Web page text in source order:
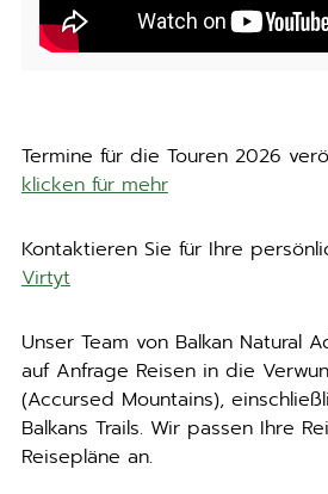
Termine für die Touren 2026
klicken für mehr
Kontaktieren Sie für Ihre
Virtyt
Unser Team von Balkan Natural
auf Anfrage Reisen in die
(Accursed Mountains),
Balkans Trails. Wir passen Ihre
Reisepläne an.